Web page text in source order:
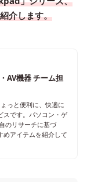
介します。
AV機器 チーム担
っと便利に、快適に
スです。パソコン・ゲ
のリサーチに基づ
めアイテムを紹介して